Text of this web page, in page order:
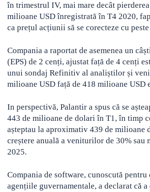
în trimestrul IV, mai mare decât
milioane USD înregistrată în T4 2020,
ca prețul acțiunii să se corecteze cu
Compania a raportat de asemenea un
(EPS) de 2 cenți, ajustat față de 4 cenți
unui sondaj Refinitiv al analiștilor și
milioane USD față de 418 milioane USD
In perspectivă, Palantir a spus că se
443 de milioane de dolari în T1, în timp
așteptau la aproximativ 439 de milioane
creștere anuală a veniturilor de 30% sau
2025.
Compania de software, cunoscută pentru
agențiile guvernamentale, a declarat că